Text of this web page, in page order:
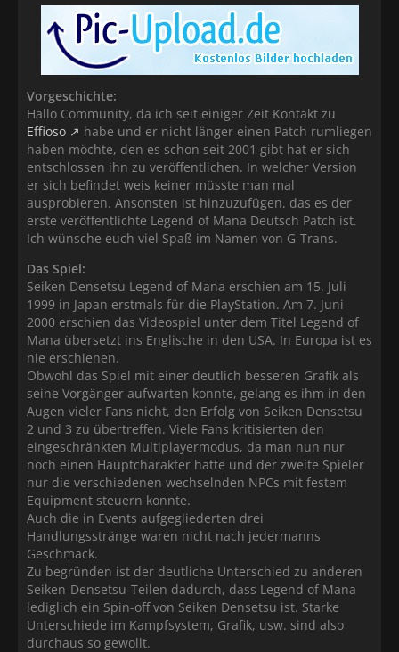
Vorgeschichte:
Hallo Community, da ich seit einiger Zeit Kontakt zu
Effioso
habe und er nicht länger einen Patch rumliegen
haben möchte, den es schon seit 2001 gibt hat er sich
entschlossen ihn zu veröffentlichen. In welcher Version
er sich befindet weis keiner müsste man mal
ausprobieren. Ansonsten ist hinzuzufügen, das es der
erste veröffentlichte Legend of Mana Deutsch Patch ist.
Ich wünsche euch viel Spaß im Namen von G-Trans.
Das Spiel:
Seiken Densetsu Legend of Mana erschien am 15. Juli
1999 in Japan erstmals für die PlayStation. Am 7. Juni
2000 erschien das Videospiel unter dem Titel Legend of
Mana übersetzt ins Englische in den USA. In Europa ist es
nie erschienen.
Obwohl das Spiel mit einer deutlich besseren Grafik als
seine Vorgänger aufwarten konnte, gelang es ihm in den
Augen vieler Fans nicht, den Erfolg von Seiken Densetsu
2 und 3 zu übertreffen. Viele Fans kritisierten den
eingeschränkten Multiplayermodus, da man nun nur
noch einen Hauptcharakter hatte und der zweite Spieler
nur die verschiedenen wechselnden NPCs mit festem
Equipment steuern konnte.
Auch die in Events aufgegliederten drei
Handlungsstränge waren nicht nach jedermanns
Geschmack.
Zu begründen ist der deutliche Unterschied zu anderen
Seiken-Densetsu-Teilen dadurch, dass Legend of Mana
lediglich ein Spin-off von Seiken Densetsu ist. Starke
Unterschiede im Kampfsystem, Grafik, usw. sind also
durchaus so gewollt.